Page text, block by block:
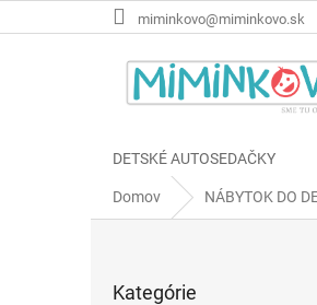
na
miminkovo@miminkovo.sk
DETSKÉ AUTOSEDAČKY
Domov NÁBYTOK DO
kategórie
Kategórie